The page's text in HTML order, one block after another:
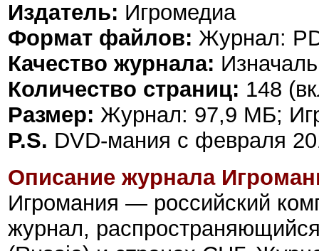
Издатель: Игромедиа
Формат файлов: Журнал:
Качество журнала:
Количество страниц: 148
Размер: Журнал: 97,9 МБ;
P.S. DVD-мания с февраля
Описание журнала
Игромания — российский
журнал,